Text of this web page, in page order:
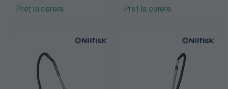
Preț la cerere Preț la cerere